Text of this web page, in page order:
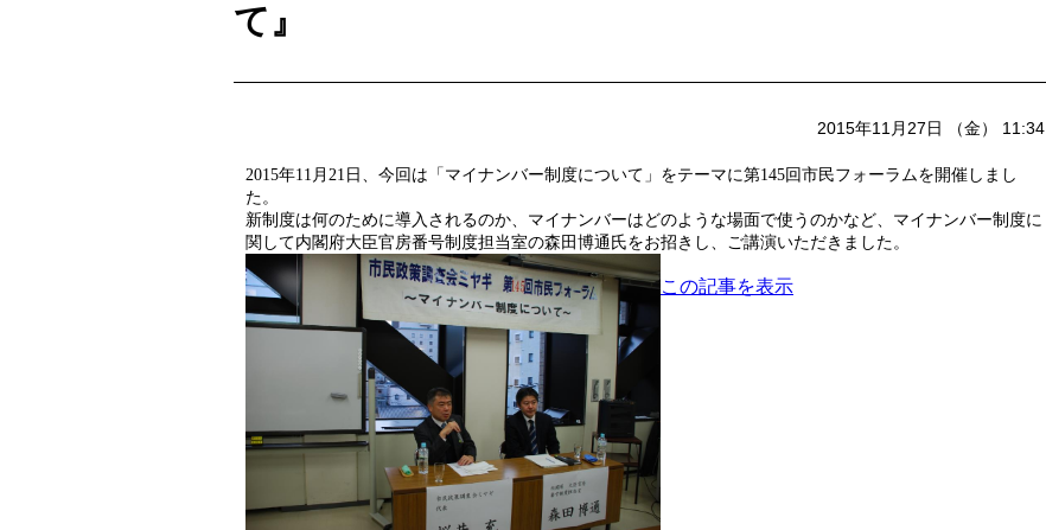
て』
2015年11月27日 （金） 11:34
2015年11 月 21 日、今回は「マイナンバー制度について」をテーマに第145回市民フォーラムを開催しまし
た。
新制度は何のために導入されるのか、マイナンバーはどのような場面で使うのかなど、マイナンバー制度に
関して内閣府大臣官房番号制度担当室の森田博通氏をお招きし、ご講演いただきました。
この記事を表示